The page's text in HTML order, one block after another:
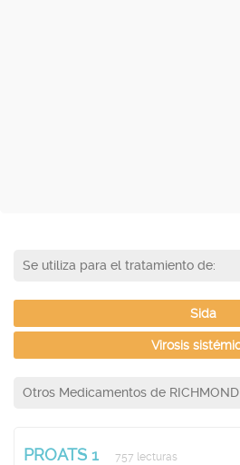
Se utiliza para el tratamiento de:
Sida
Virosis
Otros Medicamentos de RICHMOND
PROATS 1 757 lecturas